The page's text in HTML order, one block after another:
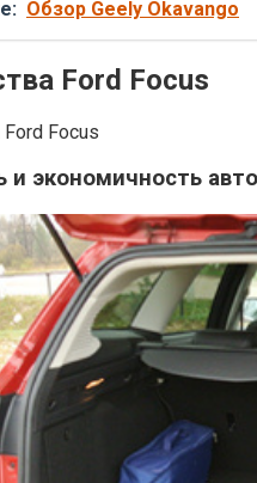
Обзор Geely Okavango
Ford Focus
и экономичность